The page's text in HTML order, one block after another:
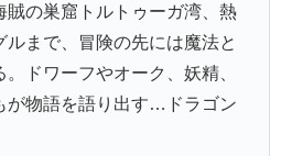
賊の巣窟トルトゥーガ湾、熱
まで、冒険の先には魔法と
ドワーフやオーク、妖精、
が物語を語り出す…ドラゴン